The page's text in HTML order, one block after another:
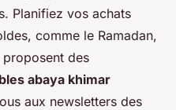
Planifiez vos achats
comme le Ramadan,
des
abaya khimar
aux newsletters des